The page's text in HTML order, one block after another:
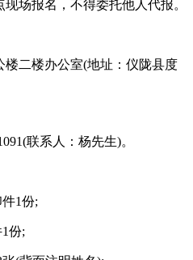
场报名，不得委托他人代报。
二楼办公室(地址：仪陇县度
联系人：杨先生)。
1份;
份;